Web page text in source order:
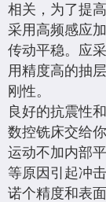
相关，为了提
采用高频感应
传动平稳。应
用精度高的抽
刚性。
良好的抗震性
数控铣床交给
运动不加内部
等原因引起冲
诺个精度和表